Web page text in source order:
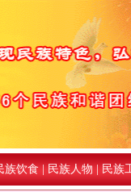
族饮食 民族人物 民族